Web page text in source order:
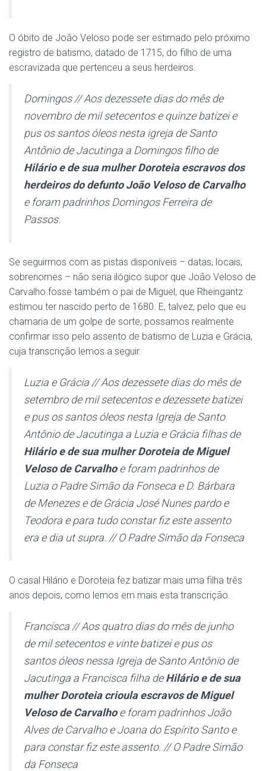
O óbito de João Veloso pode ser estimado pelo próximo
registro de batismo, datado de 1715, do filho de uma
escravizada que pertenceu a seus herdeiros.
Domingos // Aos dezessete dias do mês de
novembro de mil setecentos e quinze batizei e
pus os santos óleos nesta igreja de Santo
Antônio de Jacutinga a Domingos filho de
Hilário e de sua mulher Doroteia escravos dos
herdeiros do defunto João Veloso de Carvalho
e foram padrinhos Domingos Ferreira de
Passos.
Se seguirmos com as pistas disponíveis – datas, locais,
sobrenomes – não seria ilógico supor que João Veloso de
Carvalho fosse também o pai de Miguel, que Rheingantz
estimou ter nascido perto de 1680. E, talvez, pelo que eu
chamaria de um golpe de sorte, possamos realmente
confirmar isso pelo assento de batismo de Luzia e Grácia,
cuja transcrição lemos a seguir.
Luzia e Grácia // Aos dezessete dias do mês de
setembro de mil setecentos e dezessete batizei
e pus os santos óleos nesta Igreja de Santo
Antônio de Jacutinga a Luzia e Grácia filhas de
Hilário e de sua mulher Doroteia de Miguel
Veloso de Carvalhoe foram padrinhos de
Luzia o Padre Simão da Fonseca e D. Bárbara
de Menezes e de Grácia José Nunes pardo e
Teodora e para tudo constar fiz este assento
era e dia ut supra. // O Padre Simão da Fonseca
O casal Hilário e Doroteia fez batizar mais uma filha três
anos depois, como lemos em mais esta transcrição.
Francisca // Aos quatro dias do mês de junho
de mil setecentos e vinte batizei e pus os
santos óleos nessa Igreja de Santo Antônio de
Jacutinga a Francisca filha deHilário e de sua
mulher Doroteia crioula escravos de Miguel
Veloso de Carvalhoe foram padrinhos João
Alves de Carvalho e Joana do Espírito Santo e
para constar fiz este assento. // O Padre Simão
da Fonseca